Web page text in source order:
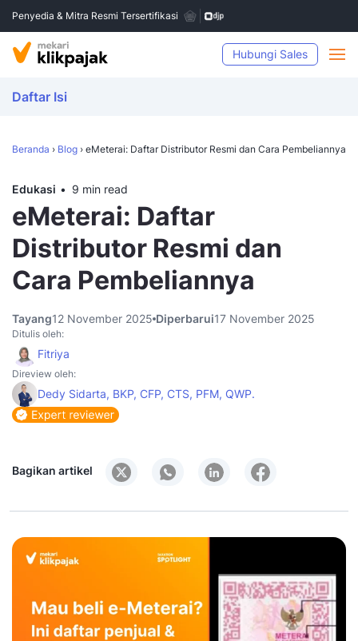
Penyedia & Mitra Resmi Tersertifikasi
Hubungi Sales
Daftar Isi
Beranda › Blog › eMeterai: Daftar Distributor Resmi dan Cara Pembeliannya
Edukasi 9 min read
eMeterai: Daftar
Distributor Resmi dan
Cara Pembeliannya
Tayang12 November 2025 Diperbarui17 November 2025
Ditulis oleh:
Fitriya
Direview oleh:
Dedy Sidarta, BKP, CFP, CTS, PFM, QWP.
Bagikan artikel